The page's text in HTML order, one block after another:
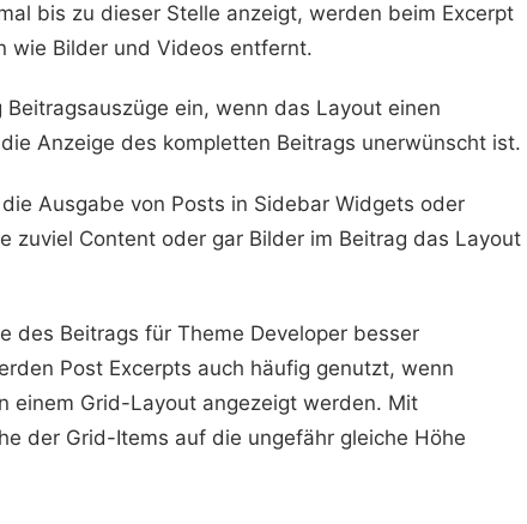
bis zu dieser Stelle anzeigt, werden beim Excerpt
wie Bilder und Videos entfernt.
ein, wenn das Layout einen
Anzeige des kompletten Beitrags unerwünscht ist.
Ausgabe von Posts in Sidebar Widgets oder
zuviel Content oder gar Bilder im Beitrag das Layout
des Beitrags für Theme Developer besser
Post Excerpts auch häufig genutzt, wenn
einem Grid-Layout angezeigt werden. Mit
der Grid-Items auf die ungefähr gleiche Höhe